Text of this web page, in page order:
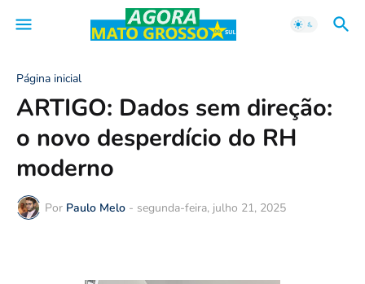
Página inicial
ARTIGO: Dados sem direção:
o novo desperdício do RH
moderno
Por Paulo Melo - segunda-feira, julho 21, 2025